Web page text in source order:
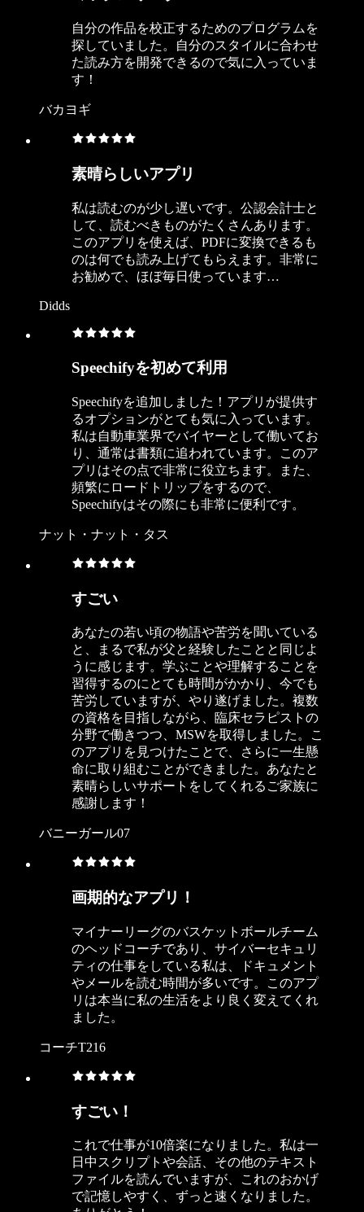
自分の作品を校正するためのプログラムを
探していました。自分のスタイルに合わせ
た読み方を開発できるので気に入っていま
す！
バカヨギ
素晴らしいアプリ
私は読むのが少し遅いです。公認会計士と
して、読むべきものがたくさんあります。
このアプリを使えば、PDFに変換できるも
のは何でも読み上げてもらえます。非常に
お勧めで、ほぼ毎日使っています…
Didds
Speechifyを初めて利用
Speechifyを追加しました！アプリが提供す
るオプションがとても気に入っています。
私は自動車業界でバイヤーとして働いてお
り、通常は書類に追われています。このア
プリはその点で非常に役立ちます。また、
頻繁にロードトリップをするので、
Speechifyはその際にも非常に便利です。
ナット・ナット・タス
すごい
あなたの若い頃の物語や苦労を聞いている
と、まるで私が父と経験したことと同じよ
うに感じます。学ぶことや理解することを
習得するのにとても時間がかかり、今でも
苦労していますが、やり遂げました。複数
の資格を目指しながら、臨床セラピストの
分野で働きつつ、MSWを取得しました。こ
のアプリを見つけたことで、さらに一生懸
命に取り組むことができました。あなたと
素晴らしいサポートをしてくれるご家族に
感謝します！
バニーガール07
画期的なアプリ！
マイナーリーグのバスケットボールチーム
のヘッドコーチであり、サイバーセキュリ
ティの仕事をしている私は、ドキュメント
やメールを読む時間が多いです。このアプ
リは本当に私の生活をより良く変えてくれ
ました。
コーチT216
すごい！
これで仕事が10倍楽になりました。私は一
日中スクリプトや会話、その他のテキスト
ファイルを読んでいますが、これのおかげ
で記憶しやすく、ずっと速くなりました。